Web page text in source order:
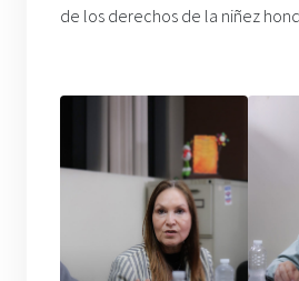
de los derechos de la niñez